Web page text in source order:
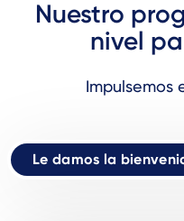
Nuestro
nivel
Impulsemos
Le damos la